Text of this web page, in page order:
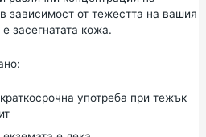
зависимост от тежестта на вашия
засегнатата кожа.
употреба при тежък